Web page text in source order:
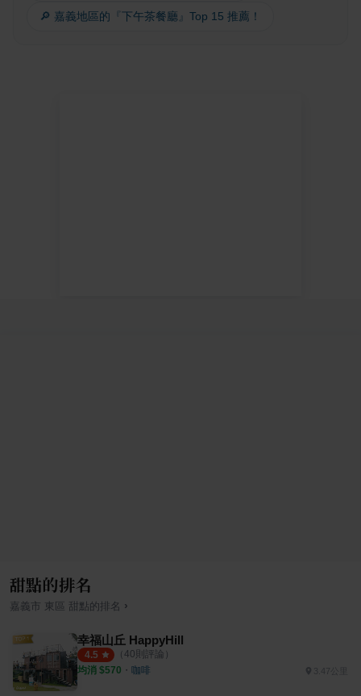
🔎 嘉義地區的『下午茶餐廳』Top 15 推薦！
甜點的排名
嘉義市 東區 甜點的排名 ›
幸福山丘 HappyHill
4.5 （ 40則評論）
均消 $570 ・ 咖啡 3.47公里